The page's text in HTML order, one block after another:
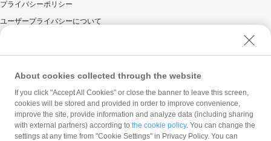
プライバシーポリシー
ユーザープライバシーについて
ウェブサイト利用規約
反社会的勢力に対する方針
勧誘方針
マネロン等基本方針
カスタマーハラスメントに関する当社の考え方
About cookies collected through the website
If you click "Accept All Cookies" or close the banner to leave this screen,
cookies will be stored and provided in order to improve convenience,
improve the site, provide information and analyze data (including sharing
with external partners) according to the cookie policy. You can change the
settings at any time from "Cookie Settings" in Privacy Policy. You can